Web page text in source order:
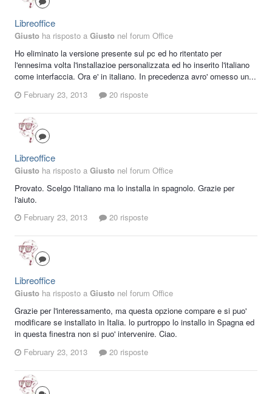
Libreoffice
Giusto ha risposto a Giusto nel forum Office
Ho eliminato la versione presente sul pc ed ho ritentato per
l'ennesima volta l'installazioe personalizzata ed ho inserito l'italiano
come interfaccia. Ora e' in italiano. In precedenza avro' omesso un...
February 23, 2013
20 risposte
Libreoffice
Giusto ha risposto a Giusto nel forum Office
Provato. Scelgo l'italiano ma lo installa in spagnolo. Grazie per
l'aiuto.
February 23, 2013
20 risposte
Libreoffice
Giusto ha risposto a Giusto nel forum Office
Grazie per l'interessamento, ma questa opzione compare e si puo'
modificare se installato in Italia. lo purtroppo lo installo in Spagna ed
in questa finestra non si puo' intervenire. Ciao.
February 23, 2013
20 risposte